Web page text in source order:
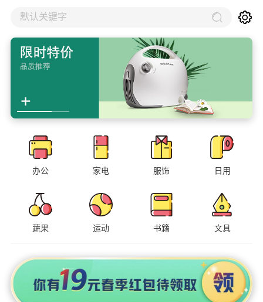
默认关键字
办公 家电 服饰 日用
蔬果 运动 书籍 文具